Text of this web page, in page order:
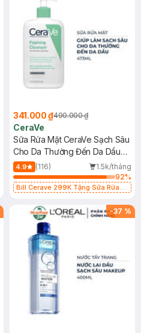
341.000 ₫490.000 ₫
CeraVe
Sữa Rửa Mặt CeraVe Sạch Sâu
Cho Da Thường Đến Da Dầu
473ml
4.9 (116)
1.5k/tháng
92%
Bill Cerave 299K Tặng Sữa Rửa
-37 %